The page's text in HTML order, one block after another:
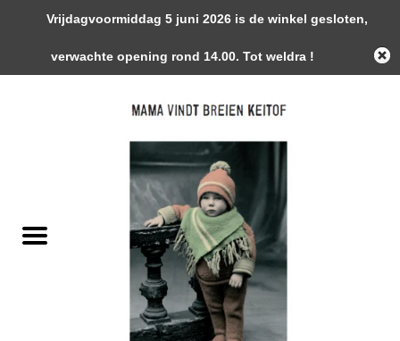
0 Artikelen - €0,00
Handwerk Toebehoren
Magazines / Patronen / Boeken
Vrijdagvoormiddag 5 juni 2026 is de winkel gesloten,
verwachte opening rond 14.00. Tot weldra !